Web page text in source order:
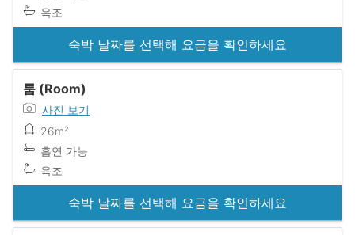
욕조
숙박 날짜를 선택해 요금을 확인하세요
룸 (Room)
사진 보기
26m²
흡연 가능
욕조
숙박 날짜를 선택해 요금을 확인하세요